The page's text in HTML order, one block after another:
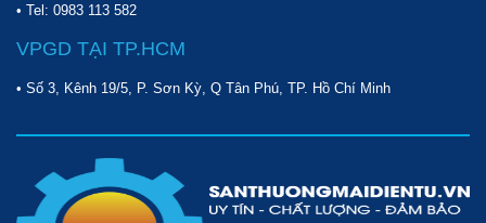
• Tel: 0983 113 582
VPGD TẠI TP.HCM
• Số 3, Kênh 19/5, P. Sơn Kỳ, Q Tân Phú, TP. Hồ Chí Minh